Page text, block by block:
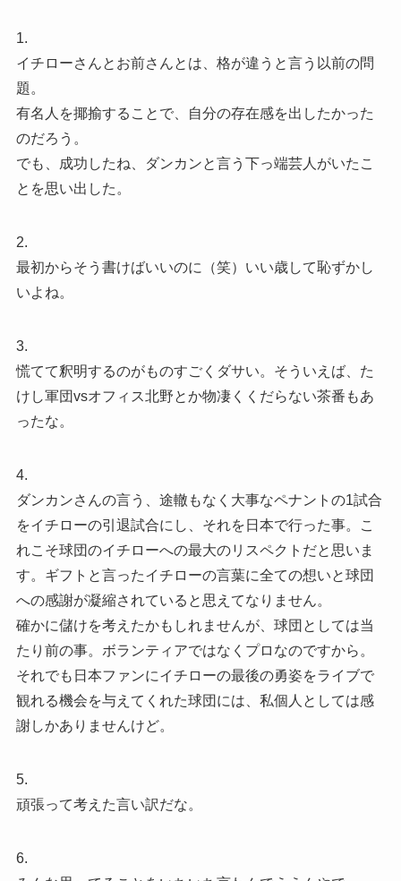
1.
イチローさんとお前さんとは、格が違うと言う以前の問
題。
有名人を揶揄することで、自分の存在感を出したかった
のだろう。
でも、成功したね、ダンカンと言う下っ端芸人がいたこ
とを思い出した。
2.
最初からそう書けばいいのに（笑）いい歳して恥ずかし
いよね。
3.
慌てて釈明するのがものすごくダサい。そういえば、た
けし軍団vsオフィス北野とか物凄くくだらない茶番もあ
ったな。
4.
ダンカンさんの言う、途轍もなく大事なペナントの1試合
をイチローの引退試合にし、それを日本で行った事。こ
れこそ球団のイチローへの最大のリスペクトだと思いま
す。ギフトと言ったイチローの言葉に全ての想いと球団
への感謝が凝縮されていると思えてなりません。
確かに儲けを考えたかもしれませんが、球団としては当
たり前の事。ボランティアではなくプロなのですから。
それでも日本ファンにイチローの最後の勇姿をライブで
観れる機会を与えてくれた球団には、私個人としては感
謝しかありませんけど。
5.
頑張って考えた言い訳だな。
6.